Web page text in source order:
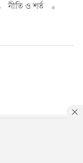
নীতি ও শর্ত